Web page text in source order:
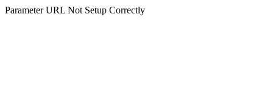
Parameter URL Not Setup Correctly